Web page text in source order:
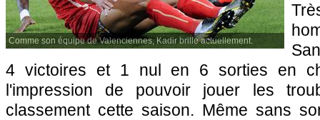
Comme son équipe de Valenciennes, Kadir brille actuellement.
4 victoires et 1 nul en 6 sorties en
l'impression de pouvoir jouer les
classement cette saison. Même sans